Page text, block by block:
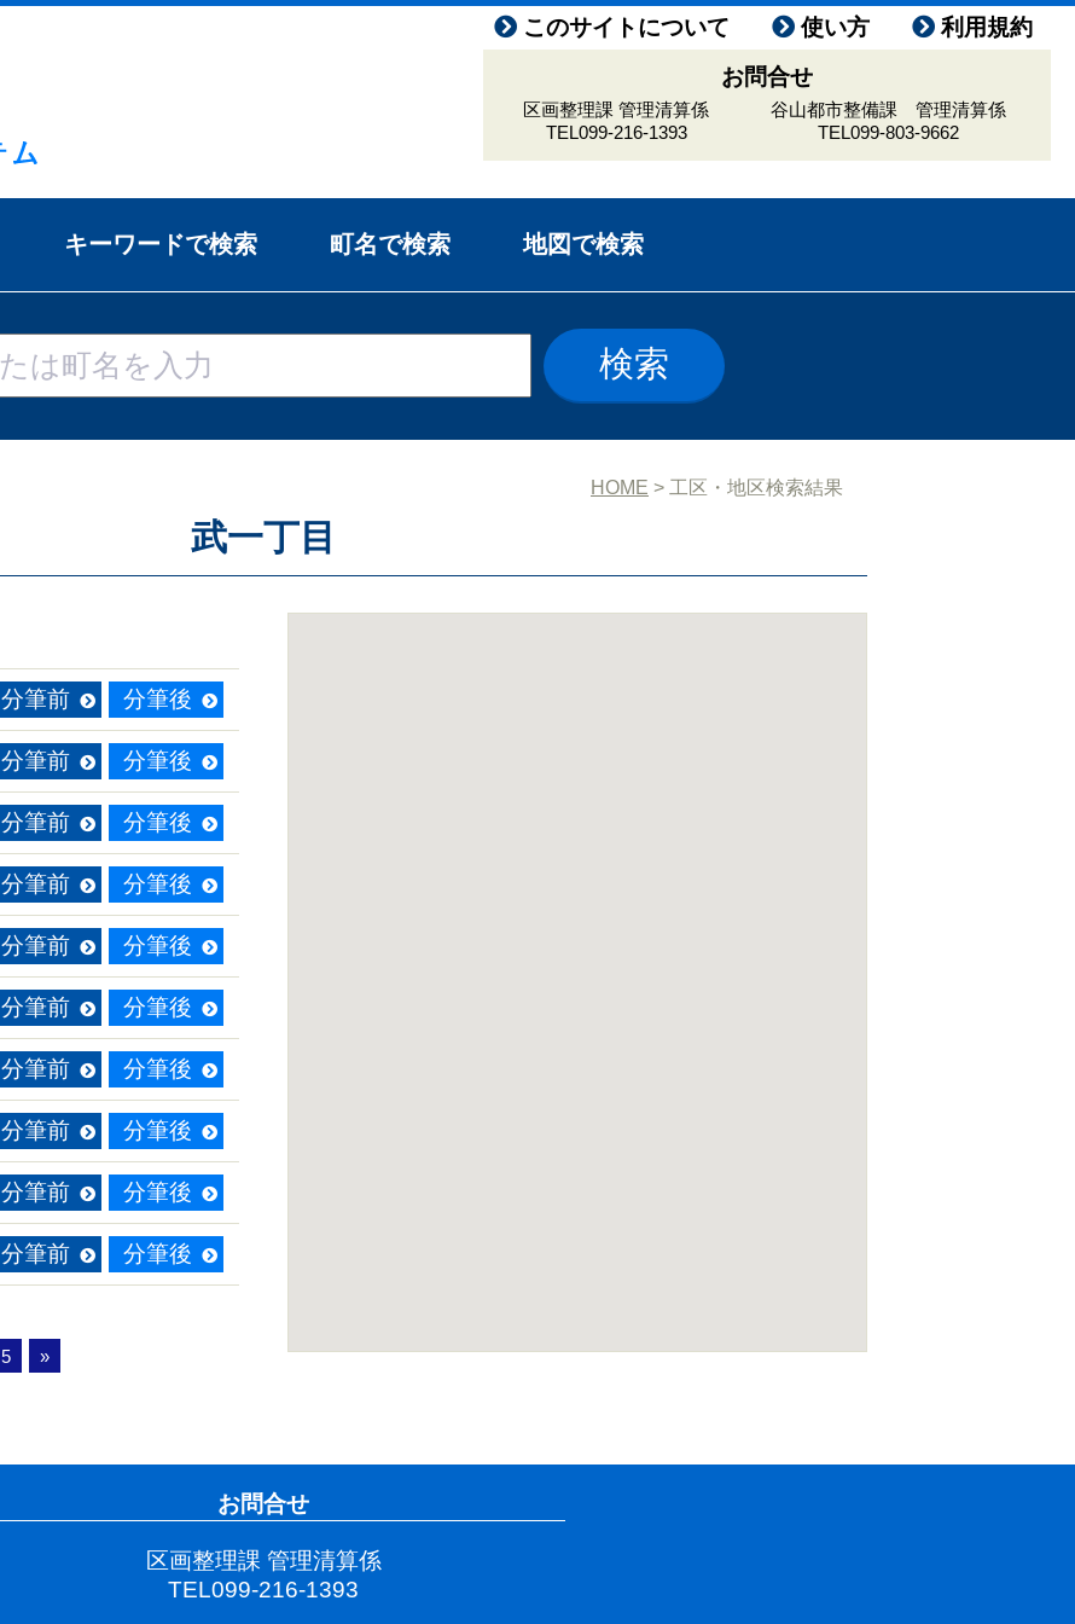
このサイトについて 使い方
利用規約
お問合せ
区画整理課 管理清算係
TEL099-216-1393
谷山都市整備課 管理清算係
TEL099-803-9662
キーワードで検索 町名で検索 地図で検索
HOME > 工区・地区検索結果
武一丁目
分筆前 分筆後
分筆前 分筆後
分筆前 分筆後
分筆前 分筆後
分筆前 分筆後
分筆前 分筆後
分筆前 分筆後
分筆前 分筆後
分筆前 分筆後
分筆前 分筆後
5 »
お問合せ
区画整理課 管理清算係
TEL099-216-1393